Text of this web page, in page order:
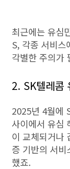
최근에는 유심
S, 각종 서비스
각별한 주의가
2. SK텔레콤
2025년 4월에
사이에서 유심
이 교체되거나
증 기반의 서
했죠.